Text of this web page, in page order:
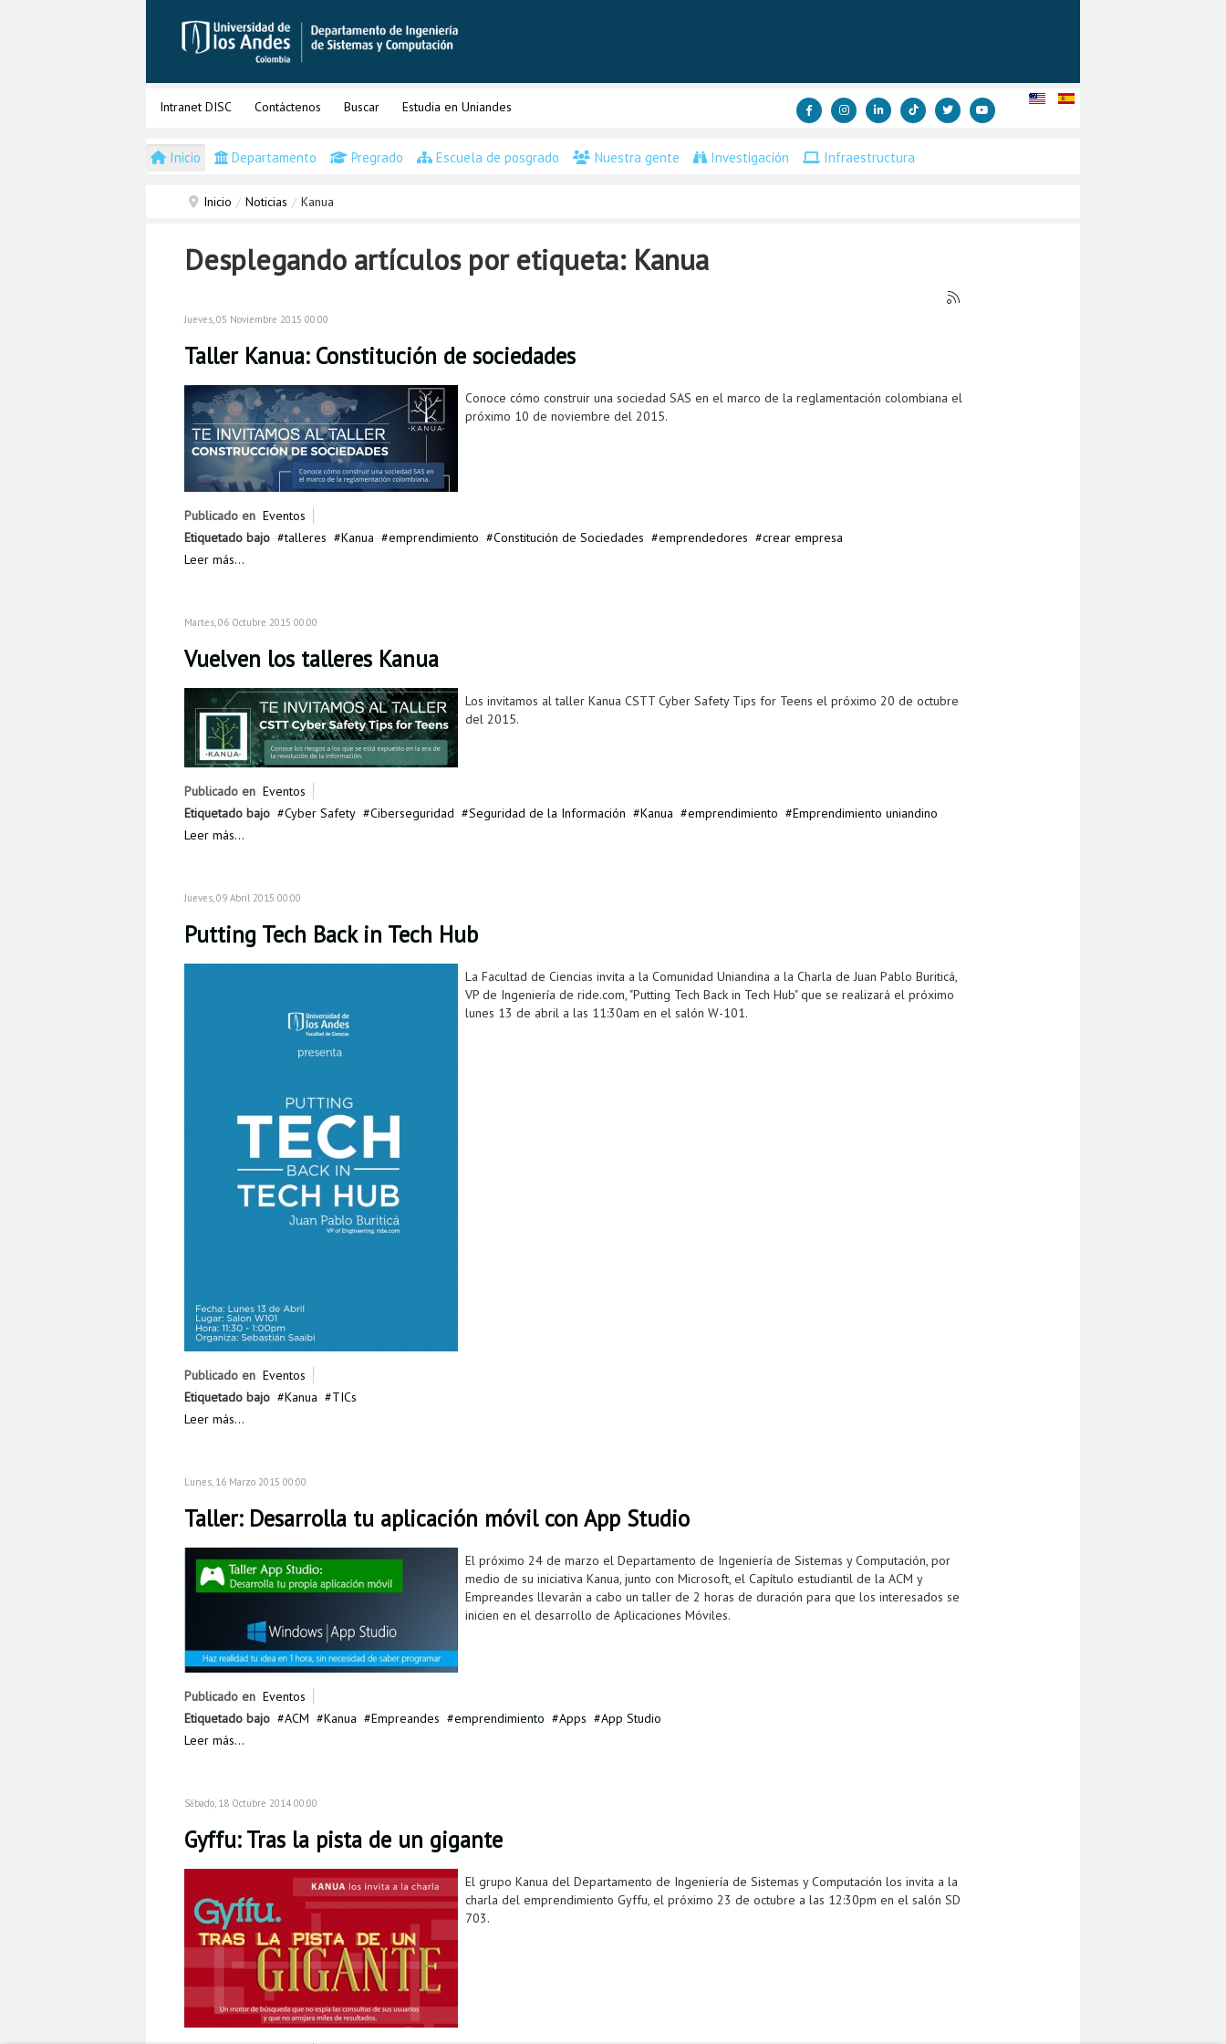
Intranet DISC Contáctenos Buscar Estudia en Uniandes
Inicio Departamento Pregrado Escuela de posgrado Nuestra gente Investigación Infraestructura
Inicio / Noticias / Kanua
Desplegando artículos por etiqueta: Kanua
Jueves, 05 Noviembre 2015 00:00
Taller Kanua: Constitución de sociedades
Conoce cómo construir una sociedad SAS en el marco de la reglamentación colombiana el
próximo 10 de noviembre del 2015.
Publicado en Eventos
Etiquetado bajo
talleres Kanua emprendimiento Constitución de Sociedades emprendedores
crear empresa
Leer más...
Martes, 06 Octubre 2015 00:00
Vuelven los talleres Kanua
Los invitamos al taller Kanua CSTT Cyber Safety Tips for Teens el próximo 20 de octubre
del 2015.
Publicado en Eventos
Etiquetado bajo
Cyber Safety Ciberseguridad Seguridad de la Información Kanua emprendimiento
Emprendimiento uniandino
Leer más...
Jueves, 09 Abril 2015 00:00
Putting Tech Back in Tech Hub
La Facultad de Ciencias invita a la Comunidad Uniandina a la Charla de Juan Pablo Buriticá,
VP de Ingeniería de ride.com, "Putting Tech Back in Tech Hub" que se realizará el próximo
lunes 13 de abril a las 11:30am en el salón W-101.
Publicado en Eventos
Etiquetado bajo
Kanua
TICs
Leer más...
Lunes, 16 Marzo 2015 00:00
Taller: Desarrolla tu aplicación móvil con App Studio
El próximo 24 de marzo el Departamento de Ingeniería de Sistemas y Computación, por
medio de su iniciativa Kanua, junto con Microsoft, el Capítulo estudiantil de la ACM y
Empreandes llevarán a cabo un taller de 2 horas de duración para que los interesados se
inicien en el desarrollo de Aplicaciones Móviles.
Publicado en Eventos
Etiquetado bajo
ACM Kanua Empreandes emprendimiento Apps
App Studio
Leer más...
Sábado, 18 Octubre 2014 00:00
Gyffu: Tras la pista de un gigante
El grupo Kanua del Departamento de Ingeniería de Sistemas y Computación los invita a la
charla del emprendimiento Gyffu, el próximo 23 de octubre a las 12:30pm en el salón SD
703.